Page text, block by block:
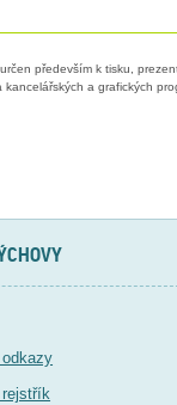
především k tisku,
kancelářských a grafických
odkazy